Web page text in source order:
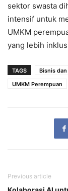
sektor swasta
intensif untuk
UMKM
yang lebih
TAGS Bisnis
UMKM Perempuan
Previous article